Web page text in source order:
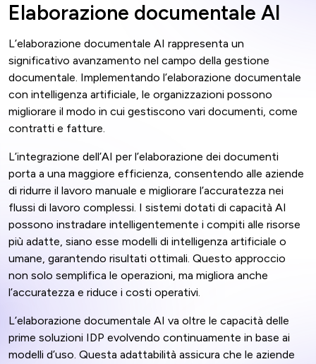
Elaborazione documentale AI
L’elaborazione documentale AI rappresenta un
significativo avanzamento nel campo della gestione
documentale. Implementando l’elaborazione documentale
con intelligenza artificiale, le organizzazioni possono
migliorare il modo in cui gestiscono vari documenti, come
contratti e fatture.
L’integrazione dell’AI per l’elaborazione dei documenti
porta a una maggiore efficienza, consentendo alle aziende
di ridurre il lavoro manuale e migliorare l’accuratezza nei
flussi di lavoro complessi. I sistemi dotati di capacità AI
possono instradare intelligentemente i compiti alle risorse
più adatte, siano esse modelli di intelligenza artificiale o
umane, garantendo risultati ottimali. Questo approccio
non solo semplifica le operazioni, ma migliora anche
l’accuratezza e riduce i costi operativi.
L’elaborazione documentale AI va oltre le capacità delle
prime soluzioni IDP evolvendo continuamente in base ai
modelli d’uso. Questa adattabilità assicura che le aziende